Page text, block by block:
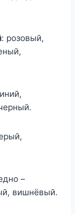
: розовый,
–
вишнёвый.